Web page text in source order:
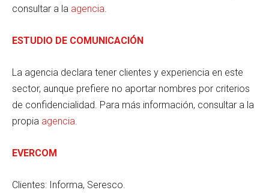
consultar a la agencia.
ESTUDIO DE COMUNICACIÓN
La agencia declara tener clientes y experiencia en este
sector, aunque prefiere no aportar nombres por criterios
de confidencialidad. Para más información, consultar a la
propia agencia.
EVERCOM
Clientes: Informa, Seresco.